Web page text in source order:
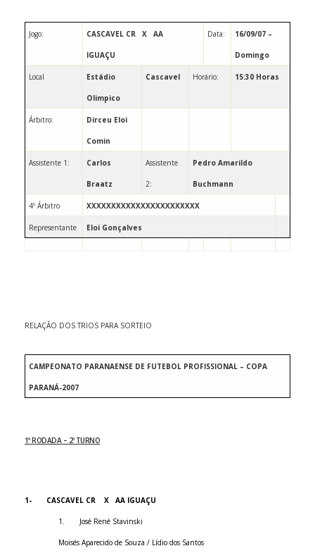
Jogo: CASCAVEL CR X AA
IGUAÇU
Data: 16/09/07 –
Domingo
Local Estádio
Olimpico
Cascavel Horário: 15:30 Horas
Árbitro: Dirceu Eloi
Comin
Assistente 1: Carlos
Braatz
Assistente
2:
Pedro Amarildo
Buchmann
4º Árbitro XXXXXXXXXXXXXXXXXXXXXXX
Representante Eloi Gonçalves
RELAÇÃO DOS TRIOS PARA SORTEIO
CAMPEONATO PARANAENSE DE FUTEBOL PROFISSIONAL – COPA
PARANÁ-2007
1º RODADA – 2º TURNO
1- CASCAVEL CR X AA IGUAÇU
1. José René Stavinski
Moisés Aparecido de Souza / Lídio dos Santos